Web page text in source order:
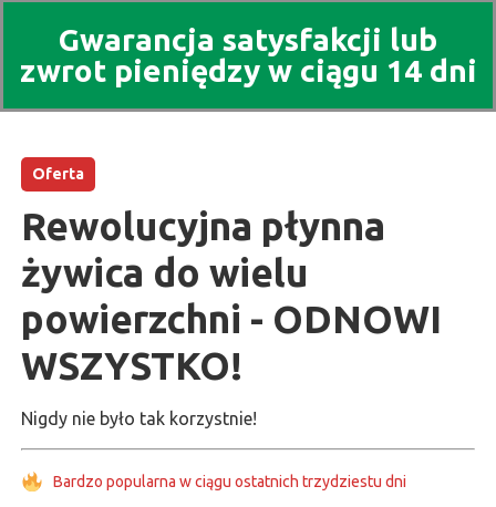
Gwarancja satysfakcji lub
zwrot pieniędzy w ciągu 14 dni
Oferta
Rewolucyjna płynna
żywica do wielu
powierzchni - ODNOWI
WSZYSTKO!
Nigdy nie było tak korzystnie!
Bardzo popularna w ciągu ostatnich trzydziestu dni